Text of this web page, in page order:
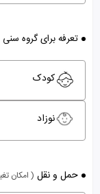
تعرفه برای گروه سنی
کودک
نوزاد
حمل و نقل ( امکان